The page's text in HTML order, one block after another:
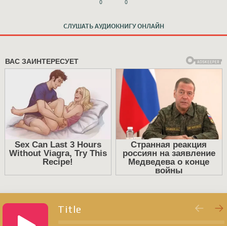
СЛУШАТЬ АУДИОКНИГУ ОНЛАЙН
0 0
Title